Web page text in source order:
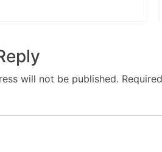
will not be published.